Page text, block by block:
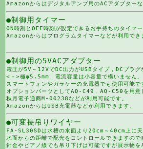
Amazonからはデジタルアンプ用のACアダプター
●制御用タイマー
ON時刻とOFF時刻が設定できるお手持ちのタイマー
Amazonからはプログラムタイマーなどが利用でき
●制御用の5VACアダプター
電圧が5V～12VでDC出力がUSBタイプ，DCプラ
<－>極φ5.5mm，電流容量は小容量で構いません。
スマートフォンやガラケーの充電器でも使用可能
オプションパーツとしてAQ-C49 ， AQ-C50 を用意
秋月電子通商M-00238などが利用可能です。
AmazonからはUSB充電器などが利用できます。
●可変長吊りワイヤー
FA-SL30SDは水槽の水面より20cm～40cm上に天
水面からの距離で配光をコントロールできますので
針金やピアノ線でも吊り下げは可能ですが展示物